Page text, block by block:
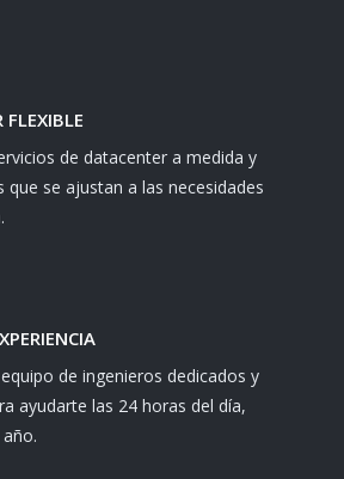
FLEXIBLE
de datacenter a medida y
que se ajustan a las necesidades
de ingenieros dedicados y
ayudarte las 24 horas del día,